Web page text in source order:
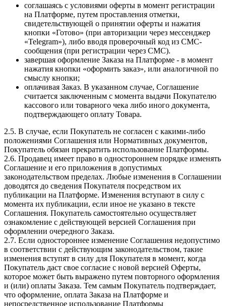
соглашаясь с условиями оферты в момент регистрации
на Платформе, путем проставления отметки,
свидетельствующей о принятии оферты и нажатия
кнопки «Готово» (при авторизации через мессенджер
«Telegram»), либо вводя проверочный код из СМС-
сообщения (при регистрации через СМС).
завершая оформление Заказа на Платформе - в момент
нажатия кнопки «оформить заказ», или аналогичной по
смыслу кнопки;
оплачивая Заказ. В указанном случае, Соглашение
считается заключенным с момента выдачи Покупателю
кассового или товарного чека либо иного документа,
подтверждающего оплату Товара.
2.5. В случае, если Покупатель не согласен с какими-либо
положениями Соглашения или Нормативных документов,
Покупатель обязан прекратить использование Платформы.
2.6. Продавец имеет право в одностороннем порядке изменять
Соглашение и его приложения в допустимых
законодательством пределах. Любые изменения в Соглашении
доводятся до сведения Покупателя посредством их
публикации на Платформе. Изменения вступают в силу с
момента их публикации, если иное не указано в тексте
Соглашения. Покупатель самостоятельно осуществляет
ознакомление с действующей версией Соглашения при
оформлении очередного Заказа.
2.7. Если одностороннее изменение Соглашения недопустимо
в соответствии с действующим законодательством, такие
изменения вступят в силу для Покупателя в момент, когда
Покупатель даст свое согласие с новой версией Оферты,
которое может быть выражено путем повторного оформления
и (или) оплаты Заказа. Тем самым Покупатель подтверждает,
что оформление, оплата Заказа на Платформе и
непосредственное использование Платформы